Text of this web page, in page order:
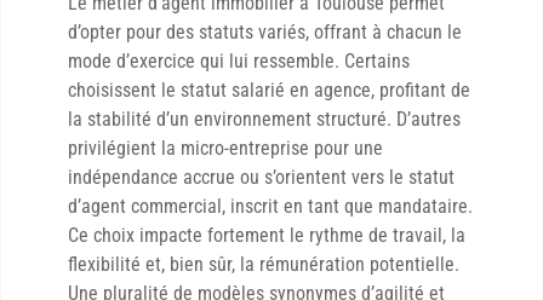
d’opter pour des statuts variés, offrant à chacun le
mode d’exercice qui lui ressemble. Certains
choisissent le statut salarié en agence, profitant de
la stabilité d’un environnement structuré. D’autres
privilégient la micro-entreprise pour une
indépendance accrue ou s’orientent vers le statut
d’agent commercial, inscrit en tant que mandataire.
Ce choix impacte fortement le rythme de travail, la
flexibilité et, bien sûr, la rémunération potentielle.
Une pluralité de modèles synonymes d’agilité et